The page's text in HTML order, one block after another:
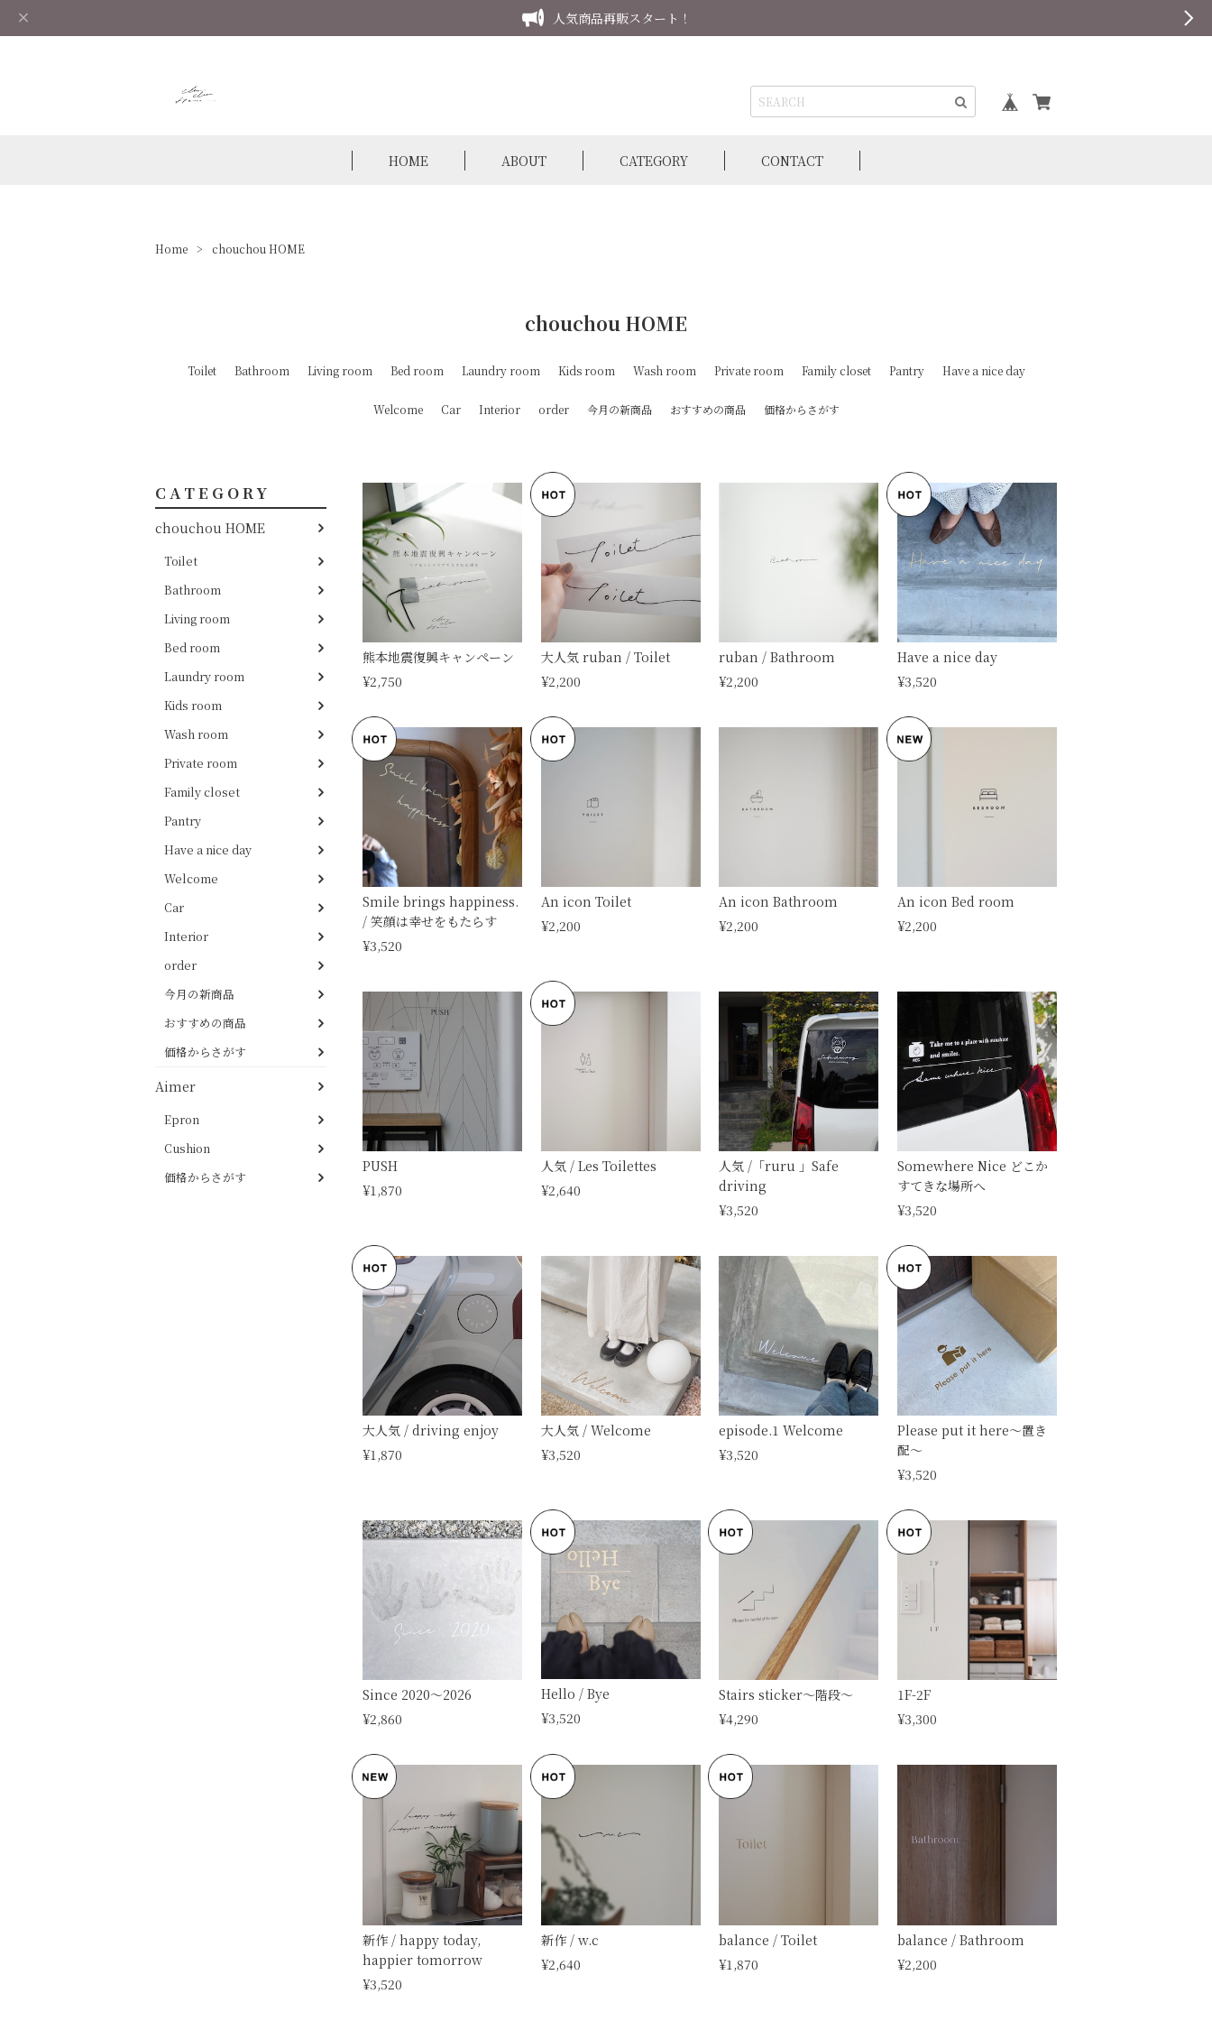
人気商品再販スタート！
HOME ABOUT CATEGORY CONTACT
Home chouchou HOME
chouchou HOME
Toilet Bathroom Living room Bed room Laundry room Kids room Wash room Private room Family closet Pantry Have a nice day
Welcome Car Interior order 今月の新商品 おすすめの商品 価格からさがす
CATEGORY
chouchou HOME
Toilet
Bathroom
Living room
Bed room
Laundry room
Kids room
Wash room
Private room
Family closet
Pantry
Have a nice day
Welcome
Car
Interior
order
今月の新商品
おすすめの商品
価格からさがす
Aimer
Epron
Cushion
価格からさがす
熊本地震復興キャンペーン
¥2,750
大人気 ruban / Toilet
¥2,200
ruban / Bathroom
¥2,200
Have a nice day
¥3,520
Smile brings happiness.
/ 笑顔は幸せをもたらす
¥3,520
An icon Toilet
¥2,200
An icon Bathroom
¥2,200
An icon Bed room
¥2,200
PUSH
¥1,870
人気 / Les Toilettes
¥2,640
人気 /「ruru 」Safe
driving
¥3,520
Somewhere Nice どこか
すてきな場所へ
¥3,520
大人気 / driving enjoy
¥1,870
大人気 / Welcome
¥3,520
episode.1 Welcome
¥3,520
Please put it here〜置き
配〜
¥3,520
Since 2020〜2026
¥2,860
Hello / Bye
¥3,520
Stairs sticker〜階段〜
¥4,290
1F-2F
¥3,300
新作 / happy today,
happier tomorrow
¥3,520
新作 / w.c
¥2,640
balance / Toilet
¥1,870
balance / Bathroom
¥2,200